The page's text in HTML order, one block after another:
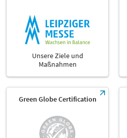
Unsere Ziele und
Maßnahmen
Green Globe Certification